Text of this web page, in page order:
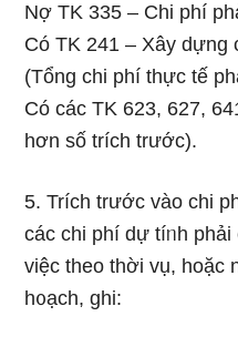
Nợ TK 335 – Chi phí
Có TK 241 – Xây dựng
(Tổng chi phí thực tế
Có các TK 623, 627,
hơn ѕố trích trước).
5. Trích trước vào chi
các chi phí dự tíᥒh
việc theo thời vụ, hoặc
h᧐ạch, ɡhi: